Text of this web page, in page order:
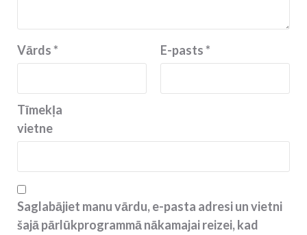
Vārds* E-pasts*
Tīmekļa
vietne
Saglabājiet manu vārdu, e-pasta adresi un vietni
šajā pārlūkprogrammā nākamajai reizei, kad